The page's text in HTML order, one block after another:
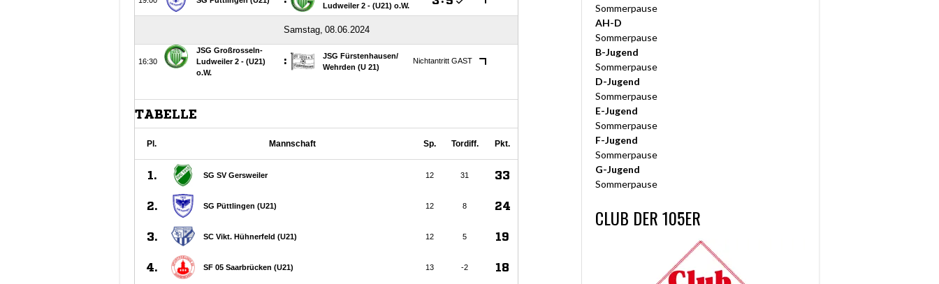
Sommerpause
AH-D
Sommerpause
B-Jugend
Sommerpause
D-Jugend
Sommerpause
E-Jugend
Sommerpause
F-Jugend
Sommerpause
G-Jugend
Sommerpause
CLUB DER 105ER